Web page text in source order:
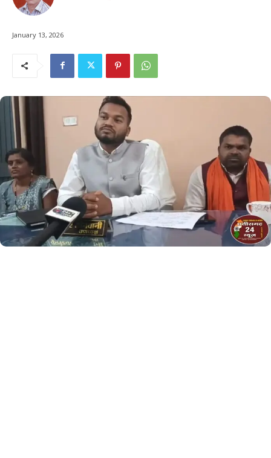
January 13, 2026